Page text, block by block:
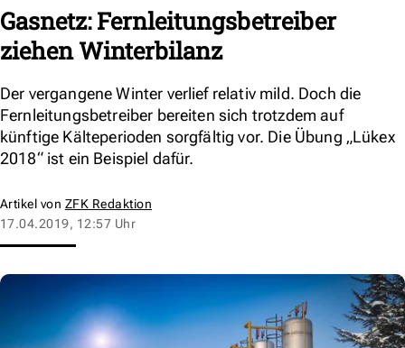
Gasnetz: Fernleitungsbetreiber
ziehen Winterbilanz
Der vergangene Winter verlief relativ mild. Doch die
Fernleitungsbetreiber bereiten sich trotzdem auf
künftige Kälteperioden sorgfältig vor. Die Übung „Lükex
2018“ ist ein Beispiel dafür.
Artikel von ZFK Redaktion
17.04.2019, 12:57 Uhr